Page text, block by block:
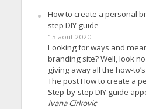
How to create a personal
step DIY guide
15 août 2020
Looking for ways and
branding site? Well, look
giving away all the how-
The post How to create a
Step-by-step DIY guide
Ivana Cirkovic